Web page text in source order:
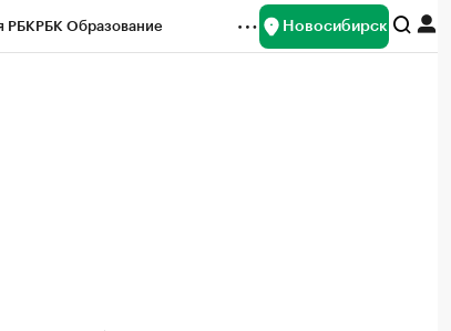
РБКРБК Образование Новосибирск